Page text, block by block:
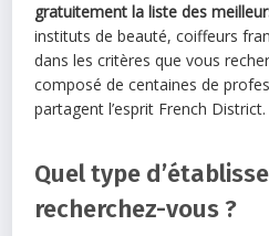
gratuitement la liste des
instituts de beauté, coiffeurs
dans les critères que vous
composé de centaines de
partagent l’esprit French District.
Quel type
recherchez-vous ?